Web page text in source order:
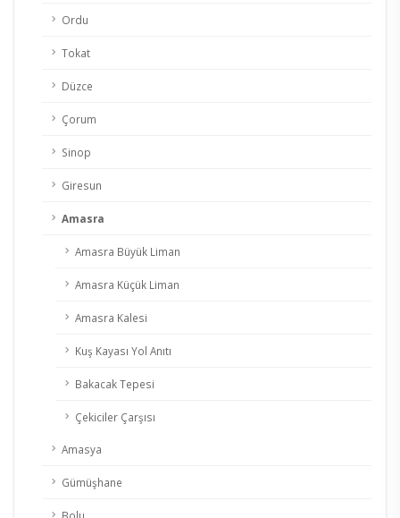
Ordu
Tokat
Düzce
Çorum
Sinop
Giresun
Amasra
Amasra Büyük Liman
Amasra Küçük Liman
Amasra Kalesi
Kuş Kayası Yol Anıtı
Bakacak Tepesi
Çekiciler Çarşısı
Amasya
Gümüşhane